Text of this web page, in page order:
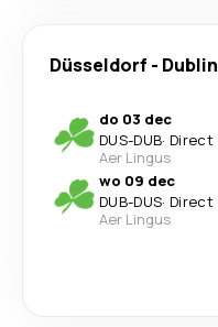
Düsseldorf - Dublin
do 03 dec
DUS-DUB· Direct
Aer Lingus
wo 09 dec
DUB-DUS· Direct
Aer Lingus